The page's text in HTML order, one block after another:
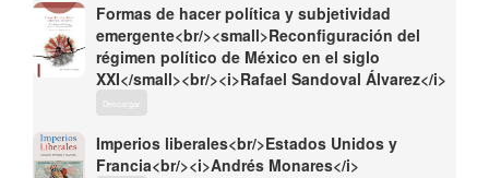
Formas de hacer política y subjetividad
emergente<br/><small>Reconfiguración del
régimen político de México en el siglo
XXI</small><br/><i>Rafael Sandoval Álvarez</i>
Descargar
Imperios liberales<br/>Estados Unidos y
Francia<br/><i>Andrés Monares</i>